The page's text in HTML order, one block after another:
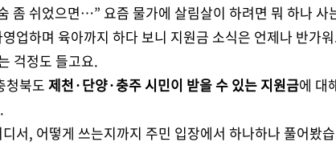
좀 쉬었으면…” 요즘 물가에 살림살이 하려면 뭐 하나 사
업하며 육아까지 하다 보니 지원금 소식은 언제나 반가
걱정도 들고요.
청북도 제천·단양·충주 시민이 받을 수 있는 지원금에 대
서, 어떻게 쓰는지까지 주민 입장에서 하나하나 풀어봤